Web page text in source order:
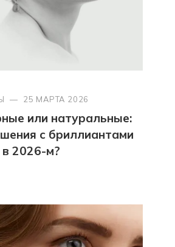
— 25 МАРТА 2026
или натуральные:
с бриллиантами
2026-м?